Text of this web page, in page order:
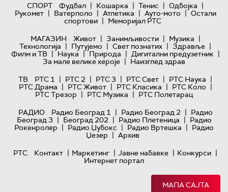
СПОРТ
Фудбал | Кошарка | Тенис | Одбојка |
Рукомет | Ватерполо | Атлетика | Ауто-мото | Остали
спортови | Меморијал РТС
МАГАЗИН
Живот | Занимљивости | Музика |
Технологијa | Путујемо | Свет познатих | Здравље |
Филм и ТВ | Наука | Природа | Дигитални предузетник |
За мале велике хероје | Наизглед здрав
ТВ
РТС 1 | РТС 2 | РТС 3 | РТС Свет | РТС Наука |
РТС Драма | РТС Живот | РТС Класика | РТС Коло |
РТС Трезор | РТС Музика | РТС Полетарац
РАДИО
Радио Београд 1 | Радио Београд 2 | Радио
Београд 3 | Београд 202 | Радио Плетеница | Радио
Рокенролер | Радио Џубокс | Радио Вртешка | Радио
Џезер | Архив
РТС
Контакт | Маркетинг | Јавне набавке | Конкурси |
Интернет портал
МАПА САЈТА